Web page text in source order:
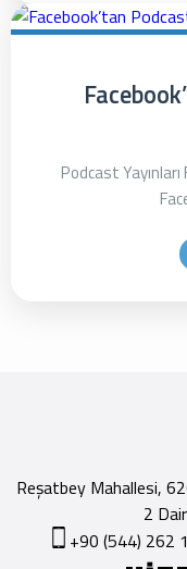
Podcast
Reşatbey Mahallesi,
2
+90 (544) 262